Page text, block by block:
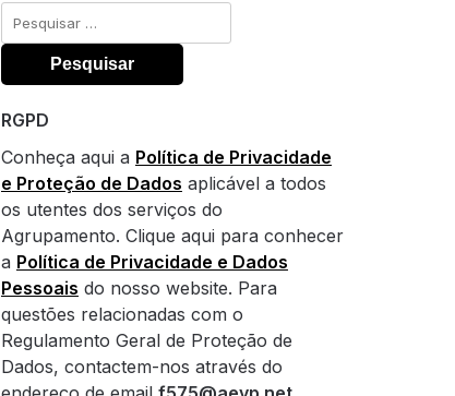
Pesquisar
por:
RGPD
Conheça aqui a Política de Privacidade
e Proteção de Dados aplicável a todos
os utentes dos serviços do
Agrupamento. Clique aqui para conhecer
a Política de Privacidade e Dados
Pessoais do nosso website. Para
questões relacionadas com o
Regulamento Geral de Proteção de
Dados, contactem-nos através do